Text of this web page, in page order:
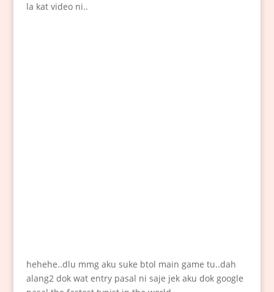
la kat video ni..
hehehe..dlu mmg aku suke btol main game tu..dah
alang2 dok wat entry pasal ni saje jek aku dok google